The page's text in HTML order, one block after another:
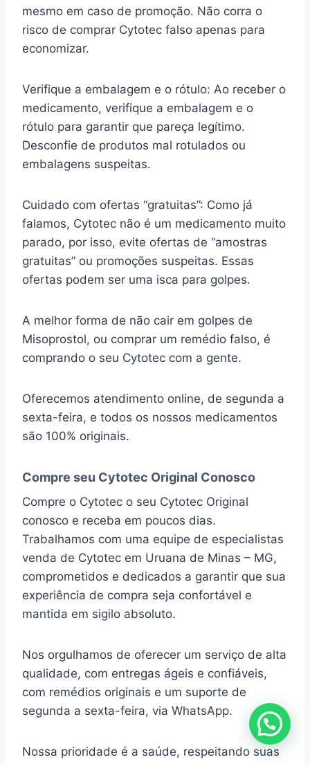
mesmo em caso de promoção. Não corra o
risco de comprar Cytotec falso apenas para
economizar.
Verifique a embalagem e o rótulo: Ao receber o
medicamento, verifique a embalagem e o
rótulo para garantir que pareça legítimo.
Desconfie de produtos mal rotulados ou
embalagens suspeitas.
Cuidado com ofertas “gratuitas”: Como já
falamos, Cytotec não é um medicamento muito
parado, por isso, evite ofertas de “amostras
gratuitas” ou promoções suspeitas. Essas
ofertas podem ser uma isca para golpes.
A melhor forma de não cair em golpes de
Misoprostol, ou comprar um remédio falso, é
comprando o seu Cytotec com a gente.
Oferecemos atendimento online, de segunda a
sexta-feira, e todos os nossos medicamentos
são 100% originais.
Compre seu Cytotec Original Conosco
Compre o Cytotec o seu Cytotec Original
conosco e receba em poucos dias.
Trabalhamos com uma equipe de especialistas
venda de Cytotec em Uruana de Minas – MG,
comprometidos e dedicados a garantir que sua
experiência de compra seja confortável e
mantida em sigilo absoluto.
Nos orgulhamos de oferecer um serviço de alta
qualidade, com entregas ágeis e confiáveis,
com remédios originais e um suporte de
segunda a sexta-feira, via WhatsApp.
Nossa prioridade é a saúde, respeitando suas